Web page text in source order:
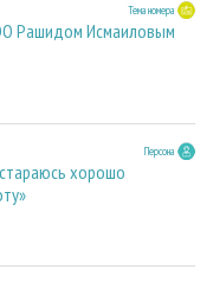
Тема номера
Рашидом Исмаиловым
Персона
хорошо